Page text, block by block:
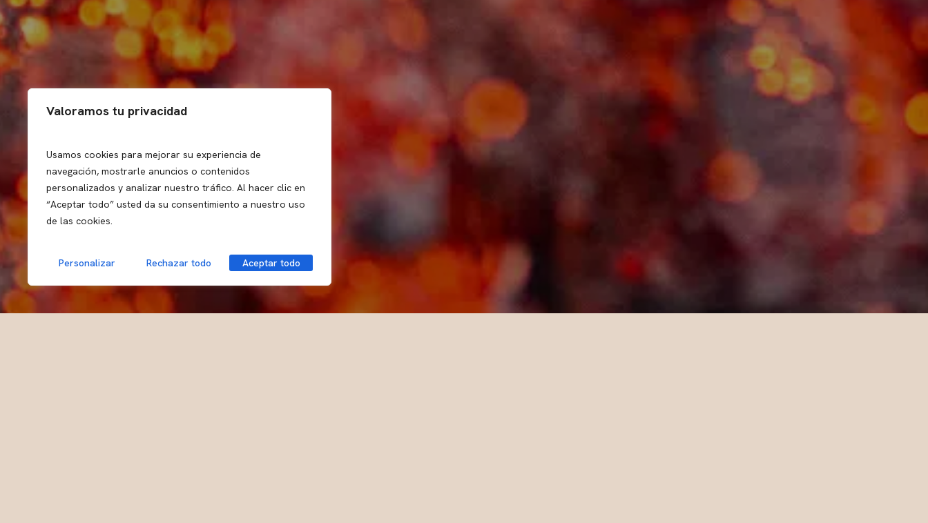
Valoramos tu privacidad
Usamos cookies para mejorar su experiencia de
navegación, mostrarle anuncios o contenidos
personalizados y analizar nuestro tráfico. Al hacer clic en
“Aceptar todo” usted da su consentimiento a nuestro uso
de las cookies.
Personalizar Rechazar todo Aceptar todo